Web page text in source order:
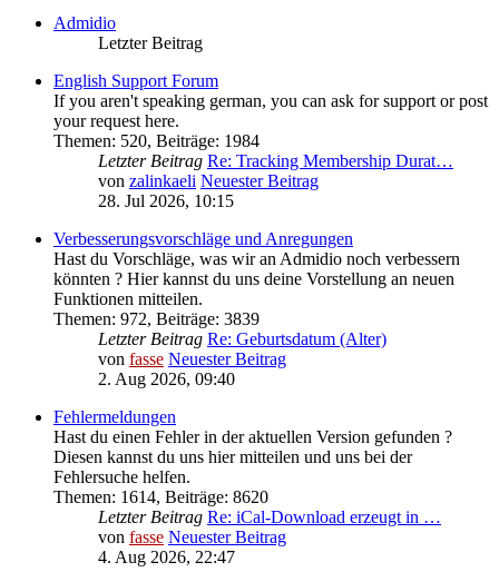
Admidio
Letzter Beitrag
English Support Forum
If you aren't speaking german, you can ask for support or post
your request here.
Themen: 520, Beiträge: 1984
Letzter Beitrag Re: Tracking Membership Durat…
von zalinkaeli Neuester Beitrag
28. Jul 2026, 10:15
Verbesserungsvorschläge und Anregungen
Hast du Vorschläge, was wir an Admidio noch verbessern
könnten ? Hier kannst du uns deine Vorstellung an neuen
Funktionen mitteilen.
Themen: 972, Beiträge: 3839
Letzter Beitrag Re: Geburtsdatum (Alter)
von fasse Neuester Beitrag
2. Aug 2026, 09:40
Fehlermeldungen
Hast du einen Fehler in der aktuellen Version gefunden ?
Diesen kannst du uns hier mitteilen und uns bei der
Fehlersuche helfen.
Themen: 1614, Beiträge: 8620
Letzter Beitrag Re: iCal-Download erzeugt in …
von fasse Neuester Beitrag
4. Aug 2026, 22:47